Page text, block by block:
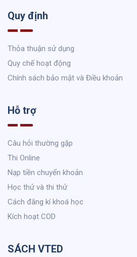
Quy định
Thỏa thuận sử dụng
Quy chế hoạt động
Chính sách bảo mật và Điều khoản
Hỗ trợ
Câu hỏi thường gặp
Thi Online
Nạp tiền chuyển khoản
Học thử và thi thử
Cách đăng kí khoá học
Kích hoạt COD
SÁCH VTED